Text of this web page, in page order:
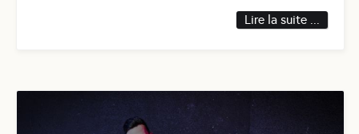
Lire la suite ...